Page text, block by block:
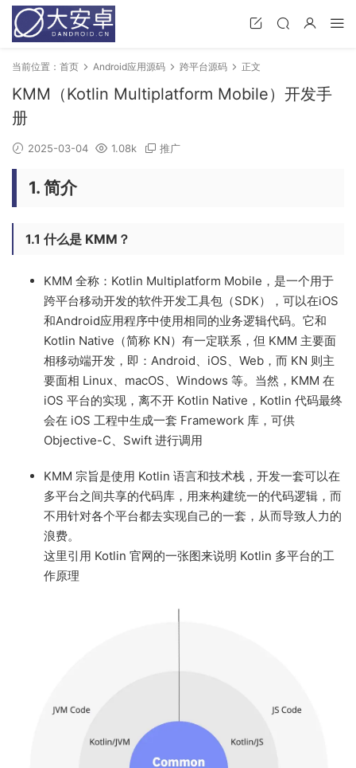
当前位置： 首页 Android应用源码 跨平台源码 正文
KMM（Kotlin Multiplatform Mobile）开发手
册
2025-03-04 1.08k 推广
1. 简介
1.1 什么是 KMM？
KMM 全称：Kotlin Multiplatform Mobile，是一个用于
跨平台移动开发的软件开发工具包（SDK），可以在iOS
和Android应用程序中使用相同的业务逻辑代码。它和
Kotlin Native（简称 KN）有一定联系，但 KMM 主要面
相移动端开发，即：Android、iOS、Web，而 KN 则主
要面相 Linux、macOS、Windows 等。当然，KMM 在
iOS 平台的实现，离不开 Kotlin Native，Kotlin 代码最终
会在 iOS 工程中生成一套 Framework 库，可供
Objective-C、Swift 进行调用
KMM 宗旨是使用 Kotlin 语言和技术栈，开发一套可以在
多平台之间共享的代码库，用来构建统一的代码逻辑，而
不用针对各个平台都去实现自己的一套，从而导致人力的
浪费。
这里引用 Kotlin 官网的一张图来说明 Kotlin 多平台的工
作原理